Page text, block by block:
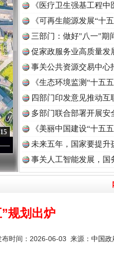
15
”事⑧加强纪律..·[视频]牢记初心使命 奋进
《医疗卫生强基工程
《可再生能源发展“十
三部门：做好"八一"期
促家政服务业高质量发
事关公共资源交易中心
《生态环境监测“十五
读
四部门印发意见推动
多部门联合部署开展安
《美丽中国建设“十五
未来五年，国家要提升
事关人工智能发展，
规划出炉
布时间：2026-06-03 来源： 中国政